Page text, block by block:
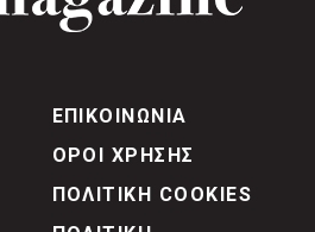
ΕΠΙΚΟΙΝΩΝΙΑ
ΟΡΟΙ ΧΡΗΣΗΣ
ΠΟΛΙΤΙΚΗ COOKIES